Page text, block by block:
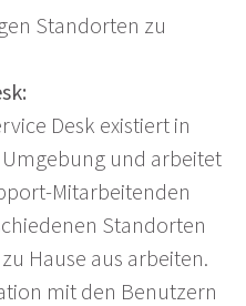
Standorten zu
Desk existiert in
und arbeitet
Mitarbeitenden
Standorten
Hause aus arbeiten.
mit den Benutzern